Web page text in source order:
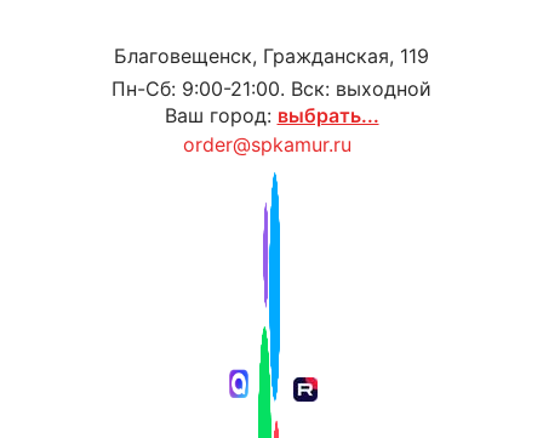
Благовещенск, Гражданская, 119
Пн-Сб: 9:00-21:00. Вск: выходной
Ваш город: выбрать...
order@spkamur.ru